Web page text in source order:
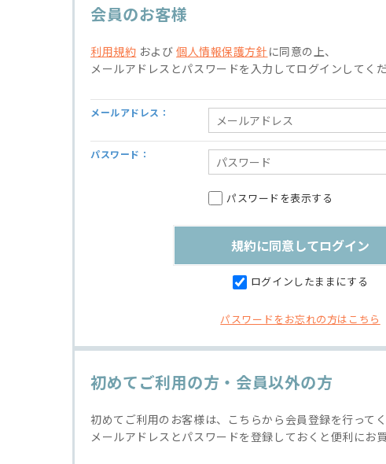
会員のお客様
利用規約 および個人情報保護方針 に同意の上、
メールアドレスとパスワードを入力してログインしてくだ
メールアドレス：
パスワード：
パスワードを表示する
ログインしたままにする
パスワードをお忘れの方はこちら
初めてご利用の方・会員以外の方
初めてご利用のお客様は、こちらから会員登録を行ってく
メールアドレスとパスワードを登録しておくと便利にお